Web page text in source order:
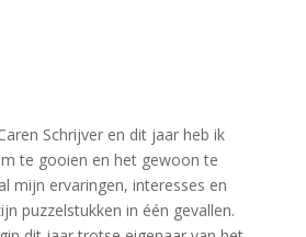
Schrijver en dit jaar heb ik
te gooien en het gewoon te
mijn ervaringen, interesses en
puzzelstukken in één gevallen.